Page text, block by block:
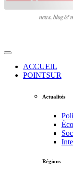
ACCUEIL
POINTSUR
Actualités
Régions